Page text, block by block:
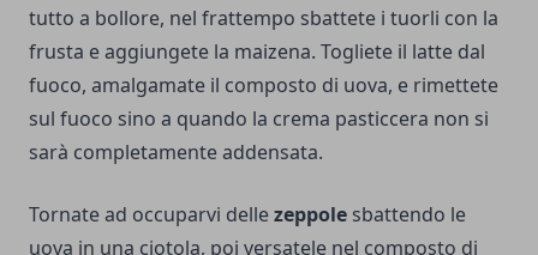
tutto a bollore, nel frattempo sbattete i tuorli con la
frusta e aggiungete la maizena. Togliete il latte dal
fuoco, amalgamate il composto di uova, e rimettete
sul fuoco sino a quando la crema pasticcera non si
sarà completamente addensata.
Tornate ad occuparvi dellezeppole sbattendo le
uova in una ciotola, poi versatele nel composto di